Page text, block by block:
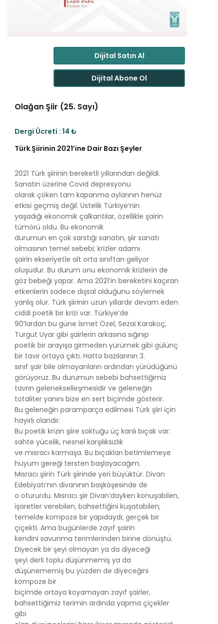
Dijital Satın Al
Dijital Abone Ol
Olağan Şiir (25. Sayı)
Dergi Ücreti : 14 ₺
Türk Şiirinin 2021’ine Dair Bazı Şeyler
2021 Türk şiirinin bereketli yıllarından değildi.
Sanatın üzerine Covid depresyonu
olarak çöken tam kapanma aylarının henüz
etkisi geçmiş değil. Üstelik Türkiye’nin
yaşadığı ekonomik çalkantılar, özellikle şairin
tümörü oldu. Bu ekonomik
durumun en çok sarstığı sanatın, şiir sanatı
olmasının temel sebebi; krizler adamı
şairin ekseriyetle alt orta sınıftan geliyor
oluşudur. Bu durum onu ekonomik krizlerin de
göz bebeği yapar. Ama 2021’in bereketini kaçıran
etkenlerin sadece dışsal olduğunu söylemek
yanlış olur. Türk şiirinin uzun yıllardır devam eden
ciddi poetik bir krizi var. Türkiye’de
90’lardan bu güne İsmet Özel, Sezai Karakoç,
Turgut Uyar gibi şairlerin arkasına sığınıp
poetik bir arayışa girmeden yürümek gibi gülünç
bir tavır ortaya çıktı. Hatta bazılarının 3.
sınıf şair bile olmayanların ardından yürüdüğünü
görüyoruz. Bu durumun sebebi bahsettiğimiz
tavrın gelenekselleşmesidir ve geleneğin
totaliter yanını bize en sert biçimde gösterir.
Bu geleneğin paramparça edilmesi Türk şiiri için
hayırlı olandır.
Bu poetik krizin şiire soktuğu üç kanlı bıçak var:
sahte yücelik, nesnel karşılıksızlık
ve mısracı karmaşa. Bu bıçakları betimlemeye
huyum gereği tersten başlayacağım.
Mısracı şiirin Türk şiirinde yeri büyüktür. Divan
Edebiyatı’nın divanının başköşesinde de
o otururdu. Mısracı şiir Divan’dayken konuşabilen,
işaretler verebilen, bahsettiğini kuşatabilen,
temelde kompoze bir yapıdaydı; gerçek bir
çiçekti. Ama bugünlerde zayıf şairin
kendini savunma terimlerinden birine dönüştü.
Diyecek bir şeyi olmayan ya da diyeceği
şeyi derli toplu düşünmemiş ya da
düşünememiş bu yüzden de diyeceğini
kompoze bir
biçimde ortaya koyamayan zayıf şairler,
bahsettiğimiz terimin ardında yapma çiçekler
gibi